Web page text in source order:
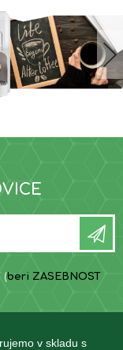
v skladu s
(beri ZASEBNOST